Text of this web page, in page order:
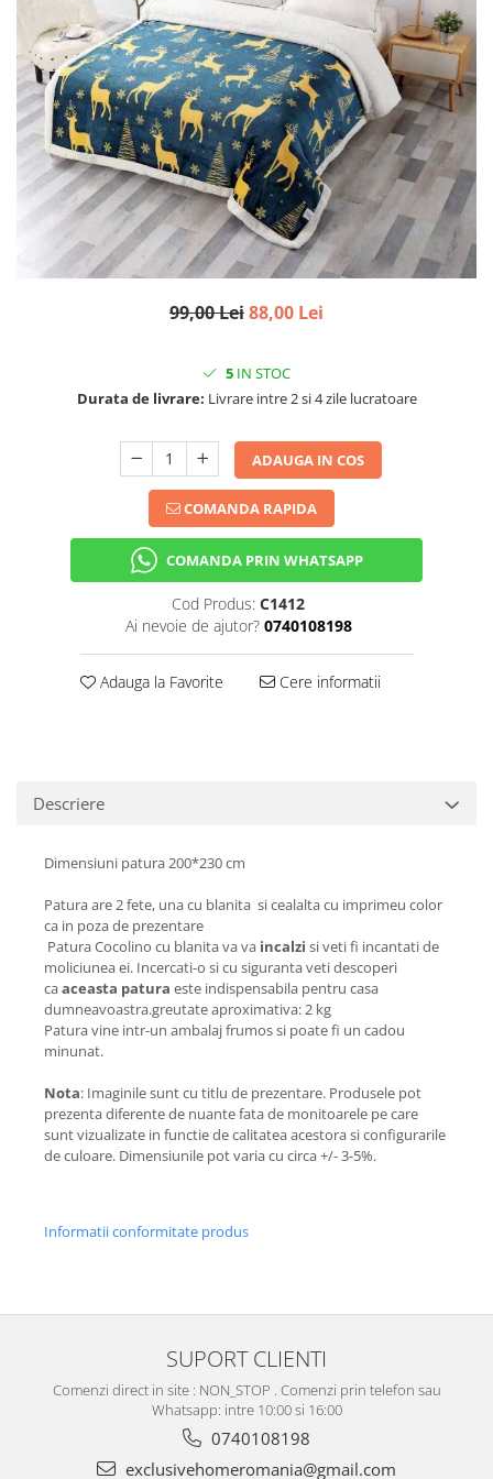
99,00 Lei88,00 Lei
5 IN STOC
Durata de livrare: Livrare intre 2 si 4 zile lucratoare
ADAUGA IN COS
COMANDA RAPIDA
COMANDA PRIN WHATSAPP
Cod Produs: C1412
Ai nevoie de ajutor? 0740108198
Adauga la Favorite Cere informatii
Descriere
Dimensiuni patura 200*230 cm
Patura are 2 fete, una cu blanita si cealalta cu imprimeu color
ca in poza de prezentare
Patura Cocolino cu blanita va va incalzi si veti fi incantati de
moliciunea ei. Incercati-o si cu siguranta veti descoperi
caaceasta patura este indispensabila pentru casa
dumneavoastra.greutate aproximativa: 2 kg
Patura vine intr-un ambalaj frumos si poate fi un cadou
minunat.
Nota: Imaginile sunt cu titlu de prezentare. Produsele pot
prezenta diferente de nuante fata de monitoarele pe care
sunt vizualizate in functie de calitatea acestora si configurarile
de culoare. Dimensiunile pot varia cu circa +/- 3-5%.
Informatii conformitate produs
SUPORT CLIENTI
Comenzi direct in site : NON_STOP . Comenzi prin telefon sau
Whatsapp: intre 10:00 si 16:00
0740108198
exclusivehomeromania@gmail.com